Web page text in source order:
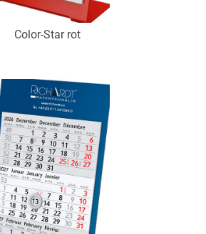
Color-Star rot
Art.-Nr.: K53107
Verfügbar
Zum Merkzettel hinzufügen